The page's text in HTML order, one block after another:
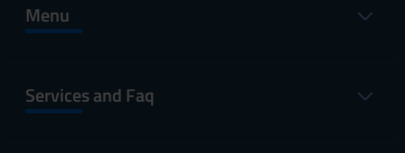
Menu
Services and Faq